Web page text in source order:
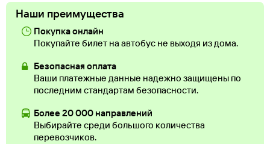
Наши преимущества
Покупка онлайн
Покупайте билет на автобус не выходя из дома.
Безопасная оплата
Ваши платежные данные надежно защищены по
последним стандартам безопасности.
Более 20 000 направлений
Выбирайте среди большого количества
перевозчиков.